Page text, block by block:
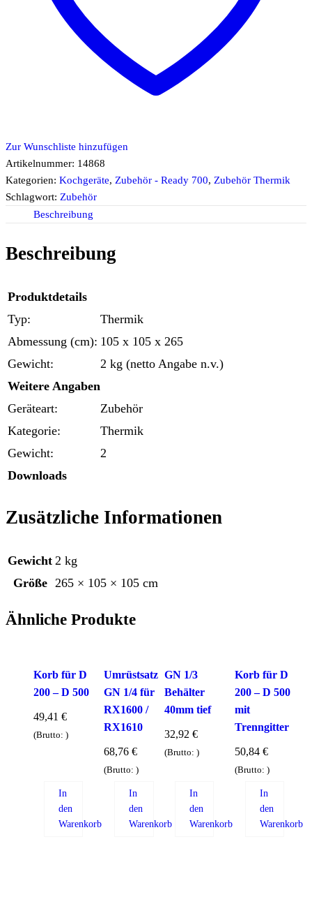
Zur Wunschliste hinzufügen
Artikelnummer: 14868
Kategorien: Kochgeräte, Zubehör - Ready 700, Zubehör Thermik
Schlagwort: Zubehör
Beschreibung
Beschreibung
Produktdetails
Typ:
Thermik
Abmessung (cm): 105 x 105 x 265
Gewicht:
2 kg (netto Angabe n.v.)
Weitere Angaben
Geräteart:
Zubehör
Kategorie:
Thermik
Gewicht:
2
Downloads
Zusätzliche Informationen
Gewicht 2 kg
Größe
265 × 105 × 105 cm
Ähnliche Produkte
Korb für D
200 – D 500
49,41 €
(Brutto: )
In
den
Warenkorb
Umrüstsatz
GN 1/4 für
RX1600 /
RX1610
68,76€
(Brutto:)
In
den
Warenkorb
GN 1/3
Behälter
40mm tief
32,92 €
(Brutto: )
In
den
Warenkorb
Korb für D
200 – D 500
mit
Trenngitter
50,84€
(Brutto:)
In
den
Warenkorb